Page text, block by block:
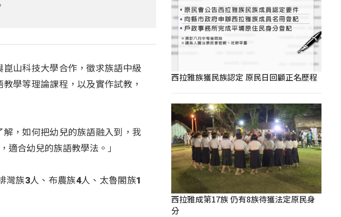
山科技大學合作，徵求族語中級
學等理論課程，以及實作試教，
，如何把幼兒的族語融入到，我
適合幼兒的族語教學法。」
灣族3人、布農族4人、太魯閣族1
西拉雅族獲民族認定 原民日回顧正名歷程
西拉雅成第17族 仍有8族待獲法定原民身
分